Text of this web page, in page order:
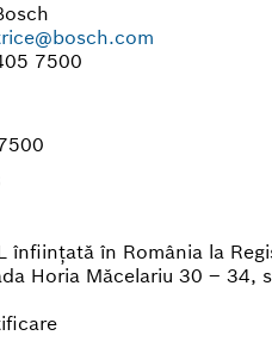
7500
înfiinţată în România la
Horia Măcelariu 30 –